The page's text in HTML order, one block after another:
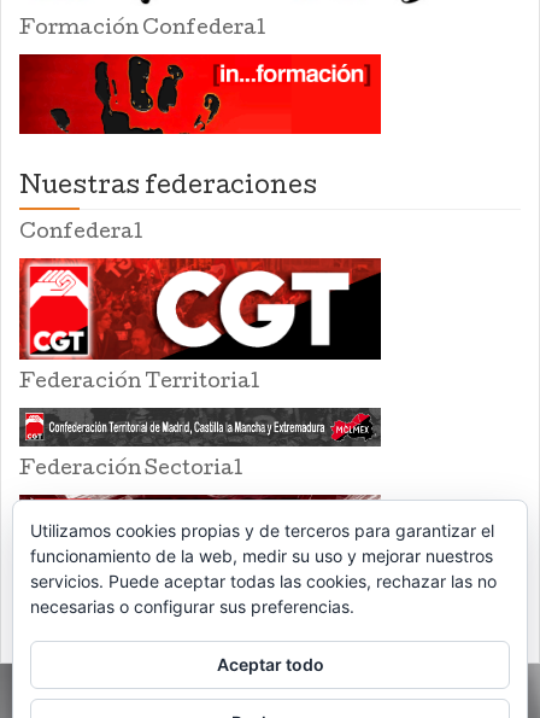
Formación Confederal
Nuestras federaciones
Confederal
Federación Territorial
Federación Sectorial
Utilizamos cookies propias y de terceros para garantizar el
funcionamiento de la web, medir su uso y mejorar nuestros
servicios. Puede aceptar todas las cookies, rechazar las no
necesarias o configurar sus preferencias.
Aceptar todo